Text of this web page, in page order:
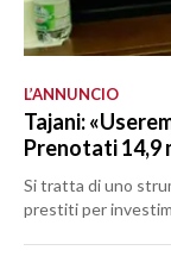
L’ANNUNCIO
Tajani:
Prenotati 14,9
Si tratta di uno
prestiti per